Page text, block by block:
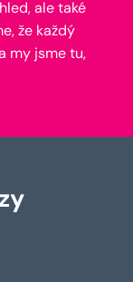
ale také
že každý
my jsme tu,